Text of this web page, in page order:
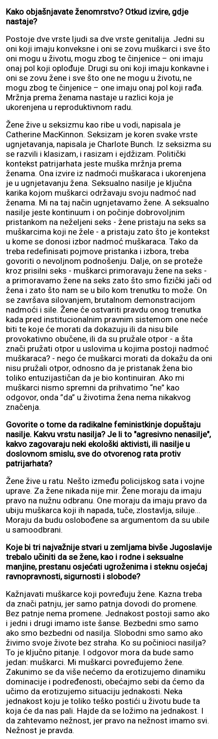
Kako objašnjavate ženomrstvo? Otkud izvire, gdje
nastaje?
Postoje dve vrste ljudi sa dve vrste genitalija. Jedni su
oni koji imaju konveksne i oni se zovu muškarci i sve što
oni mogu u životu, mogu zbog te činjenice – oni imaju
onaj pol koji oplođuje. Drugi su oni koji imaju konkavne i
oni se zovu žene i sve što one ne mogu u životu, ne
mogu zbog te činjenice – one imaju onaj pol koji rađa.
Mržnja prema ženama nastaje u razlici koja je
ukorenjena u reproduktivnom radu.
Žene žive u seksizmu kao ribe u vodi, napisala je
Catherine MacKinnon. Seksizam je koren svake vrste
ugnjetavanja, napisala je Charlote Bunch. Iz seksizma su
se razvili i klasizam, i rasizam i ejdžizam. Politički
kontekst patrijarhata jeste muška mržnja prema
ženama. Ona izvire iz nadmoći muškaraca i ukorenjena
je u ugnjetavanju žena. Seksualno nasilje je ključna
karika kojom muškarci održavaju svoju nadmoć nad
ženama. Mi na taj način ugnjetavamo žene. A seksualno
nasilje jeste kontinuum i on počinje dobrovoljnim
pristankom na neželjeni seks - žene pristaju na seks sa
muškarcima koji ne žele - a pristaju zato što je kontekst
u kome se donosi izbor nadmoć muškaraca. Tako da
treba redefinisati pojmove pristanka i izbora, treba
govoriti o nevoljnom podnošenju. Dalje, on se proteže
kroz prisilni seks - muškarci primoravaju žene na seks -
a primoravamo žene na seks zato što smo fizički jači od
žena i zato što nam se u bilo kom trenutku to može. On
se završava silovanjem, brutalnom demonstracijom
nadmoći i sile. Žene će ostvariti pravdu onog trenutka
kada pred institucionalnim pravnim sistemom one neće
biti te koje će morati da dokazuju ili da nisu bile
provokativno obučene, ili da su pružale otpor - a šta
znači pružati otpor u uslovima u kojima postoji nadmoć
muškaraca? - nego će muškarci morati da dokažu da oni
nisu pružali otpor, odnosno da je pristanak žena bio
toliko entuzijastičan da je bio kontinuiran. Ako mi
muškarci nismo spremni da prihvatimo “ne” kao
odgovor, onda ”da” u životima žena nema nikakvog
značenja.
Govorite o tome da radikalne feministkinje dopuštaju
nasilje. Kakvu vrstu nasilja? Je li to "agresivno nenasilje",
kakvo zagovaraju neki ekološki aktivisti, ili nasilje u
doslovnom smislu, sve do otvorenog rata protiv
patrijarhata?
Žene žive u ratu. Nešto između policijskog sata i vojne
uprave. Za žene nikada nije mir. Žene moraju da imaju
pravo na nužnu odbranu. One moraju da imaju pravo da
ubiju muškarca koji ih napada, tuče, zlostavlja, siluje...
Moraju da budu oslobođene sa argumentom da su ubile
u samoodbrani.
Koje bi tri najvažnije stvari u zemljama bivše Jugoslavije
trebalo učiniti da se žene, kao i rodne i seksualne
manjine, prestanu osjećati ugroženima i steknu osjećaj
ravnopravnosti, sigurnosti i slobode?
Kažnjavati muškarce koji povređuju žene. Kazna treba
da znači patnju, jer samo patnja dovodi do promene.
Bez patnje nema promene. Jednakost postoji samo ako
i jedni i drugi imamo iste šanse. Bezbedni smo samo
ako smo bezbedni od nasilja. Slobodni smo samo ako
živimo svoje živote bez straha. Ko su počinioci nasilja?
To je ključno pitanje. I odgovor mora da bude samo
jedan: muškarci. Mi muškarci povređujemo žene.
Zakunimo se da više nećemo da erotizujemo dinamiku
dominacije i podređenosti, obećajmo sebi da ćemo da
učimo da erotizujemo situaciju jednakosti. Neka
jednakost koju je toliko teško postići u životu bude ta
koja će da nas pali. Hajde da se ložimo na jednakost. I
da zahtevamo nežnost, jer pravo na nežnost imamo svi.
Nežnost je pravda.